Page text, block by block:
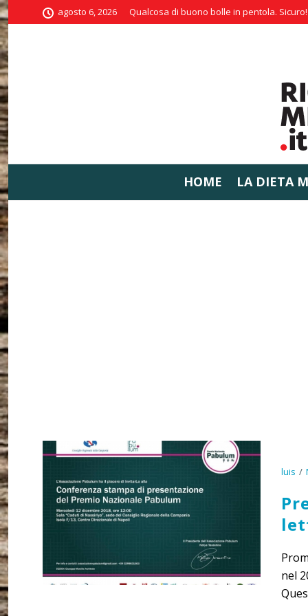
agosto 6, 2026 Qualcosa di buono bolle in pentola. Sicuro!
HOME LA DIETA
luis
nel